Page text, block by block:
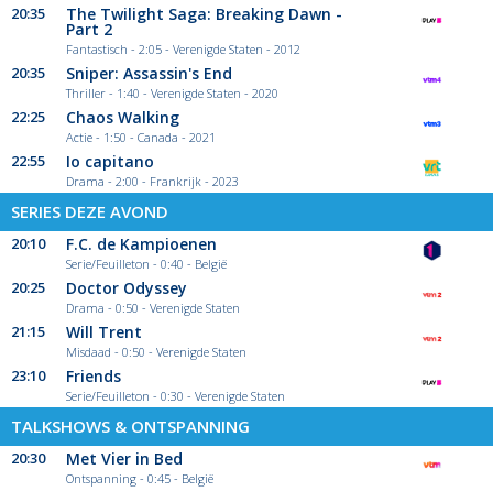
20:35 The Twilight Saga: Breaking Dawn -
Part 2
Fantastisch - 2:05 - Verenigde Staten - 2012
20:35 Sniper: Assassin's End
Thriller - 1:40 - Verenigde Staten - 2020
22:25 Chaos Walking
Actie - 1:50 - Canada - 2021
22:55 Io capitano
Drama - 2:00 - Frankrijk - 2023
SERIES DEZE AVOND
20:10 F.C. de Kampioenen
Serie/Feuilleton - 0:40 - België
20:25 Doctor Odyssey
Drama - 0:50 - Verenigde Staten
21:15 Will Trent
Misdaad - 0:50 - Verenigde Staten
23:10 Friends
Serie/Feuilleton - 0:30 - Verenigde Staten
TALKSHOWS & ONTSPANNING
20:30 Met Vier in Bed
Ontspanning - 0:45 - België